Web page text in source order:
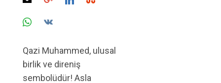
Qazi Muhammed, ulusal
birlik ve direniş
sembolüdür! Asla